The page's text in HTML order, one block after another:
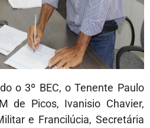
o 3º BEC, o Tenente Paulo
de Picos, Ivanisio Chavier,
e Francilúcia, Secretária